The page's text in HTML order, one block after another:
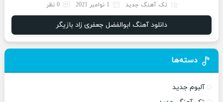
تک آهنگ جدید 1 نوامبر 2021 0 نظر
دانلود آهنگ ابوالفضل جعفری زاد بازیگر
دسته‌ها
آلبوم جدید